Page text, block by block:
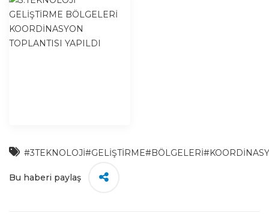
#3TEKNOLOJİ#GELİŞTİRME#BÖLGELERİ
Bu haberi paylaş